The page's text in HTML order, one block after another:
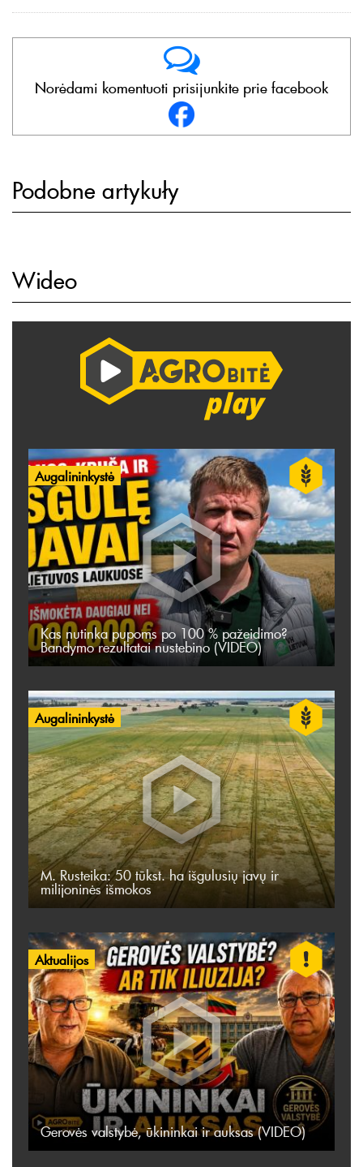
Norėdami komentuoti prisijunkite prie facebook
Podobne artykuły
Wideo
Augalininkystė
Kas nutinka pupoms po 100 % pažeidimo?
Bandymo rezultatai nustebino (VIDEO)
Augalininkystė
M. Rusteika: 50 tūkst. ha išgulusių javų ir
milijoninės išmokos
Aktualijos
Gerovės valstybė, ūkininkai ir auksas (VIDEO)